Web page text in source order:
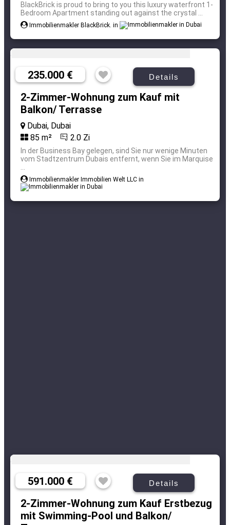
BlackBrick is proud to bring to you this luxury waterfront 1-
Bedroom Apartment standing out against the crystal ...
Immobilienmakler BlackBrick. in
235.000 € Details
2-Zimmer-Wohnung zum Kauf mit
Balkon/ Terrasse
Dubai, Dubai
85 m²
2.0 Zi
In der Business Bay gelegen, sind Sie nur wenige Minuten
vom Stadtzentrum Dubais entfernt, wenn Sie im Marquise
Immobilienmakler Immobilien Welt LLC in
591.000 € Details
2-Zimmer-Wohnung zum Kauf Erstbezug
mit Swimming-Pool und Balkon/